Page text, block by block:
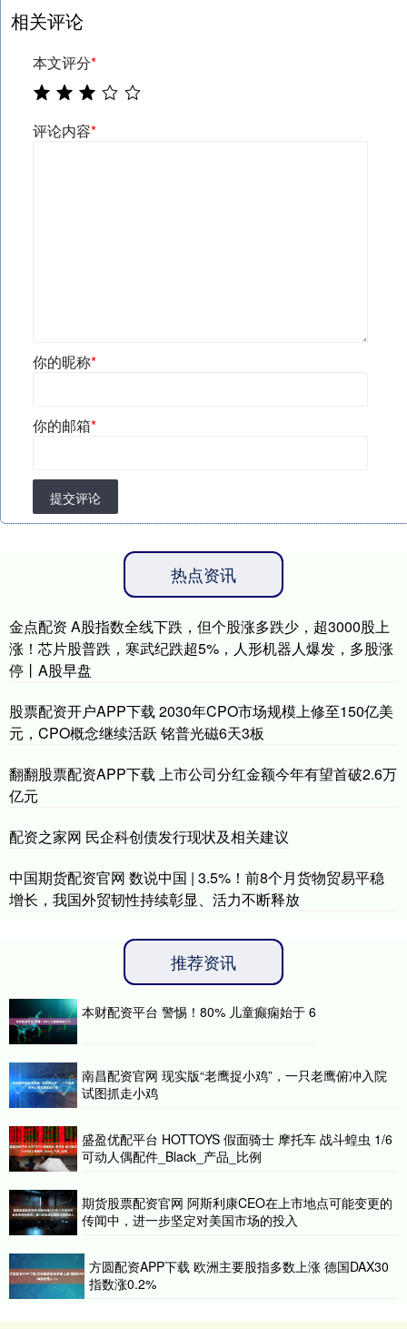
相关评论
本文评分*
评论内容*
你的昵称*
你的邮箱*
提交评论
热点资讯
金点配资 A股指数全线下跌，但个股涨多跌少，超3000股上
涨！芯片股普跌，寒武纪跌超5%，人形机器人爆发，多股涨
停丨A股早盘
股票配资开户APP下载 2030年CPO市场规模上修至150亿美
元，CPO概念继续活跃 铭普光磁6天3板
翻翻股票配资APP下载 上市公司分红金额今年有望首破2.6万
亿元
配资之家网 民企科创债发行现状及相关建议
中国期货配资官网 数说中国 | 3.5%！前8个月货物贸易平稳
增长，我国外贸韧性持续彰显、活力不断释放
推荐资讯
本财配资平台 警惕！80% 儿童癫痫始于 6
南昌配资官网 现实版“老鹰捉小鸡”，一只老鹰俯冲入院
试图抓走小鸡
盛盈优配平台 HOTTOYS 假面骑士 摩托车 战斗蝗虫 1/6
可动人偶配件_Black_产品_比例
期货股票配资官网 阿斯利康CEO在上市地点可能变更的
传闻中，进一步坚定对美国市场的投入
方圆配资APP下载 欧洲主要股指多数上涨 德国DAX30
指数涨0.2%